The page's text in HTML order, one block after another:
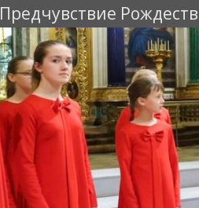
Предчувствие